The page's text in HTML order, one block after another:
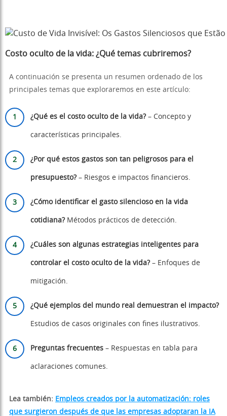
Costo oculto de la vida: ¿Qué temas cubriremos?
A continuación se presenta un resumen ordenado de los
principales temas que exploraremos en este artículo:
¿Qué es el costo oculto de la vida?– Concepto y
características principales.
¿Por qué estos gastos son tan peligrosos para el
presupuesto?– Riesgos e impactos financieros.
¿Cómo identificar el gasto silencioso en la vida
cotidiana?Métodos prácticos de detección.
¿Cuáles son algunas estrategias inteligentes para
controlar el costo oculto de la vida?– Enfoques de
mitigación.
¿Qué ejemplos del mundo real demuestran el impacto?
Estudios de casos originales con fines ilustrativos.
Preguntas frecuentes – Respuestas en tabla para
aclaraciones comunes.
Lea también: Empleos creados por la automatización: roles
que surgieron después de que las empresas adoptaran la IA